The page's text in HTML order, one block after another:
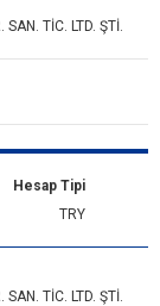
SAN. TİC. LTD. ŞTİ.
Hesap Tipi
TRY
SAN. TİC. LTD. ŞTİ.